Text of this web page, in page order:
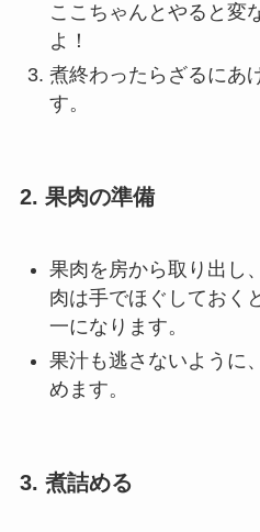
ここちゃんとやると変
よ！
煮終わったらざるにあ
す。
2. 果肉の準備
果肉を房から取り出し
肉は手でほぐしておく
一になります。
果汁も逃さないように
めます。
3. 煮詰める